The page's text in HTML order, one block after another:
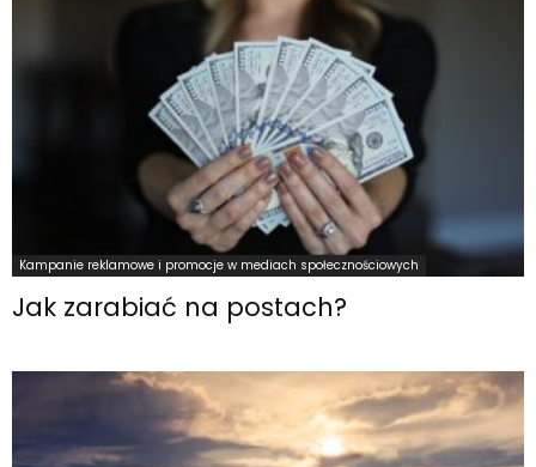
Kampanie reklamowe i promocje w mediach społecznościowych
Jak zarabiać na postach?